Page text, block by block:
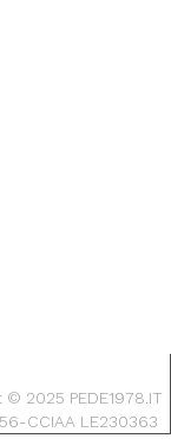
2025 PEDE1978.IT
CCIAA LE230363